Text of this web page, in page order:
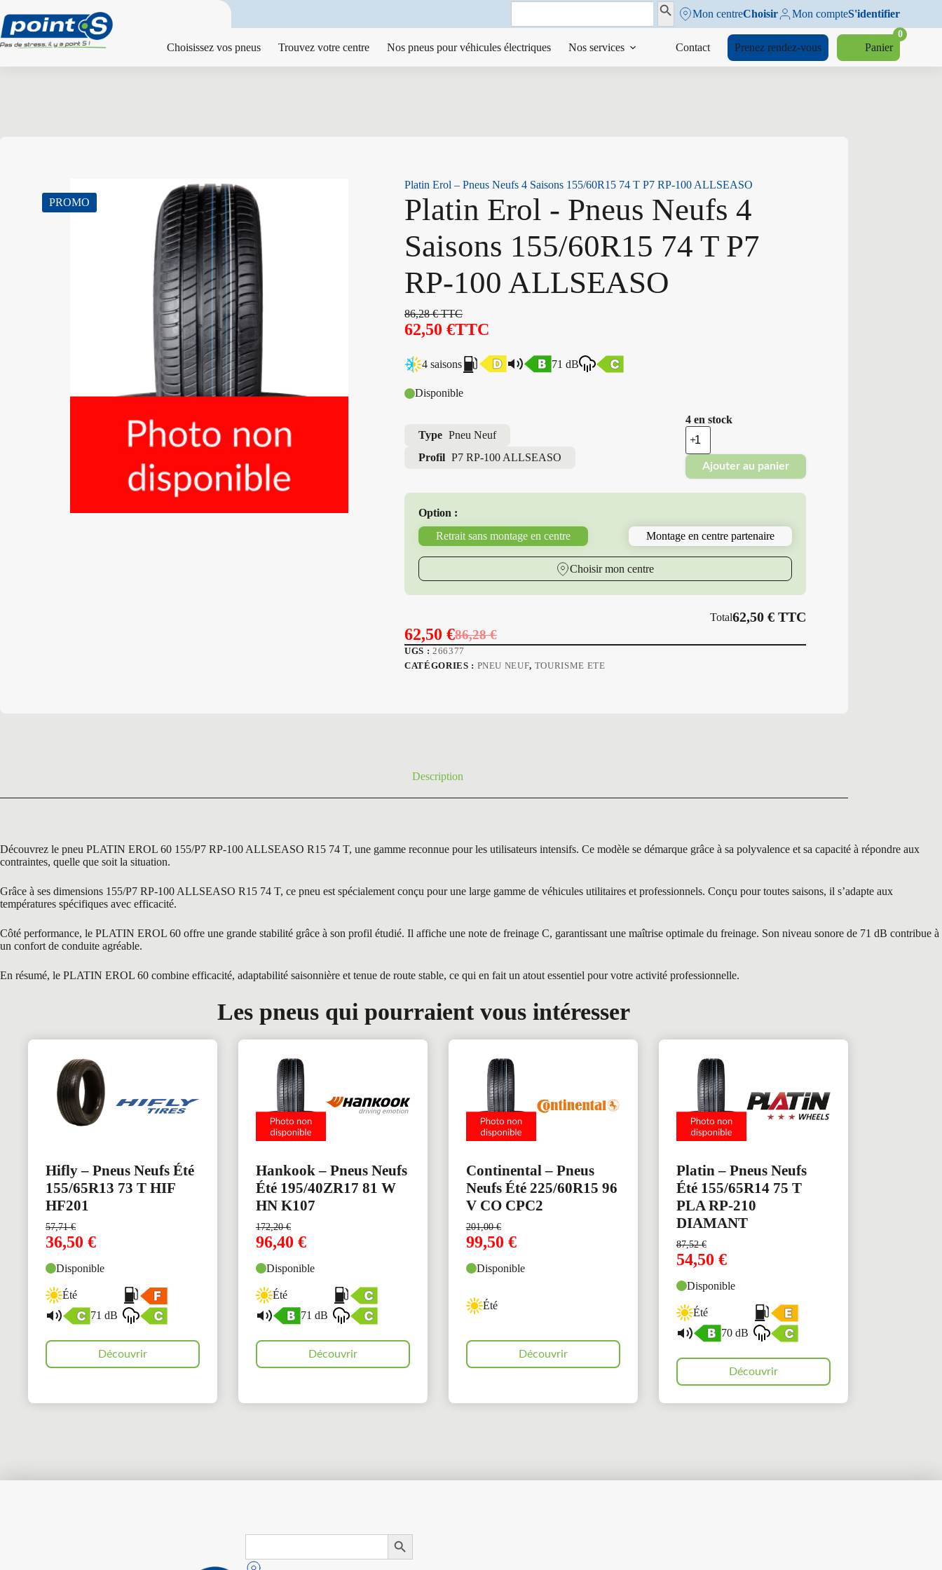
au
contenu
Search
Search ButtonMon centreChoisir Mon compteS'identifier
Choisissez vos pneus Trouvez votre centre Nos pneus pour véhicules électriques Nos services Contact Prenez rendez-vous Panier
0
PROMO
Platin Erol – Pneus Neufs 4 Saisons 155/60R15 74 T P7 RP-100 ALLSEASO
Platin Erol - Pneus Neufs 4
Saisons 155/60R15 74 T P7
RP-100 ALLSEASO
86,28€TTC
62,50€TTC
4 saisons 71 dB
Disponible
Type Pneu Neuf
Profil P7 RP-100 ALLSEASO
4 en stock
quantité
de
Platin
Erol
-
Pneus
Saisons
155/60R15
100
Ajouter au panier
Option :
Retrait sans montage en centre
Montage en centre partenaire
Choisir mon centre
Total62,50 €TTC
86,28€
Le
prix
62,50€Le
prix
UGS : 266377
CATÉGORIES : PNEU NEUF, TOURISME ETE
Description
Découvrez le pneu PLATIN EROL 60 155/P7 RP-100 ALLSEASO R15 74 T, une gamme reconnue pour les utilisateurs intensifs. Ce modèle se démarque grâce à sa polyvalence et sa capacité à répondre aux
contraintes, quelle que soit la situation.
Grâce à ses dimensions 155/P7 RP-100 ALLSEASO R15 74 T, ce pneu est spécialement conçu pour une large gamme de véhicules utilitaires et professionnels. Conçu pour toutes saisons, il s’adapte aux
températures spécifiques avec efficacité.
Côté performance, le PLATIN EROL 60 offre une grande stabilité grâce à son profil étudié. Il affiche une note de freinage C, garantissant une maîtrise optimale du freinage. Son niveau sonore de 71 dB contribue à
un confort de conduite agréable.
En résumé, le PLATIN EROL 60 combine efficacité, adaptabilité saisonnière et tenue de route stable, ce qui en fait un atout essentiel pour votre activité professionnelle.
Les pneus qui pourraient vous intéresser
Hifly – Pneus Neufs Été
155/65R13 73 T HIF
HF201
57,71€
36,50 €
Disponible
Été
71 dB
Découvrir
Hankook – Pneus Neufs
Été 195/40ZR17 81 W
HN K107
172,20€
96,40 €
Disponible
Été
71 dB
Découvrir
Continental – Pneus
Neufs Été 225/60R15 96
V CO CPC2
201,00€
99,50 €
Disponible
Été
Découvrir
Platin – Pneus Neufs
Été 155/65R14 75 T
PLA RP-210
DIAMANT
87,52€
54,50 €
Disponible
Été
70 dB
Découvrir
Search
Search Button